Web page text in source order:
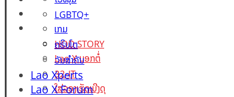
Lao X Forum
ວິດີໂອ
HOD STORY
Lao X ບອກຕໍ່
32-IT
ໃສ່ລອງເຮັດເບີງດຸ
LGBTQ+
ເກມ
ຄຣິບໂຕ
ວັນສຳຄັນ
Lao Xperts
Lao X Forum